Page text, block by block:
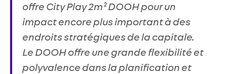
offre City Play 2m² DOOH pour un
impact encore plus important à des
endroits stratégiques de la capitale.
Le DOOH offre une grande flexibilité et
polyvalence dans la planification et